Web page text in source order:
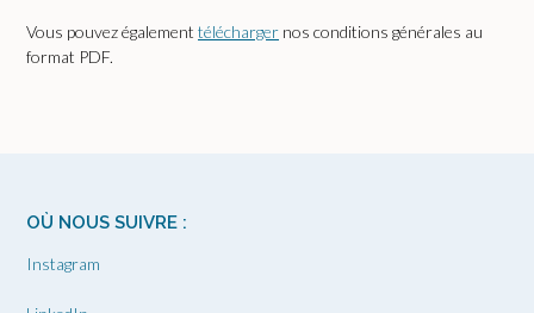
Vous pouvez également télécharger nos conditions générales au
format PDF.
OÙ NOUS SUIVRE :
Instagram